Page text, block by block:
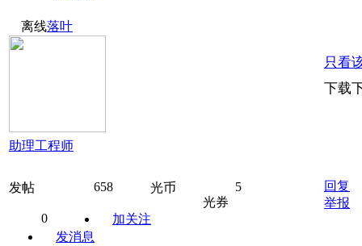
离线落叶
助理工程师
发帖 658 光币
5
光券
0
加关注
发消息
只看
下载
回复
举报